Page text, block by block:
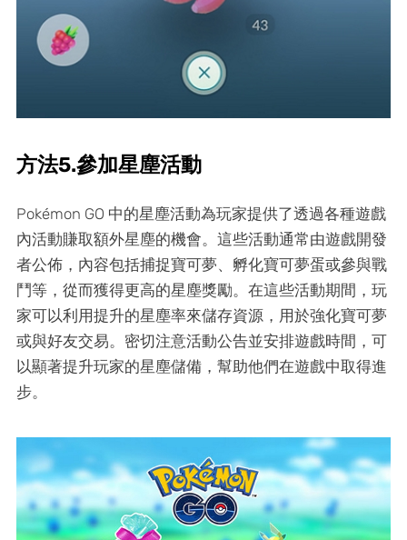
方法5.參加星塵活動
Pokémon GO 中的星塵活動為玩家提供了透過各種遊戲
內活動賺取額外星塵的機會。這些活動通常由遊戲開發
者公佈，內容包括捕捉寶可夢、孵化寶可夢蛋或參與戰
鬥等，從而獲得更高的星塵獎勵。在這些活動期間，玩
家可以利用提升的星塵率來儲存資源，用於強化寶可夢
或與好友交易。密切注意活動公告並安排遊戲時間，可
以顯著提升玩家的星塵儲備，幫助他們在遊戲中取得進
步。